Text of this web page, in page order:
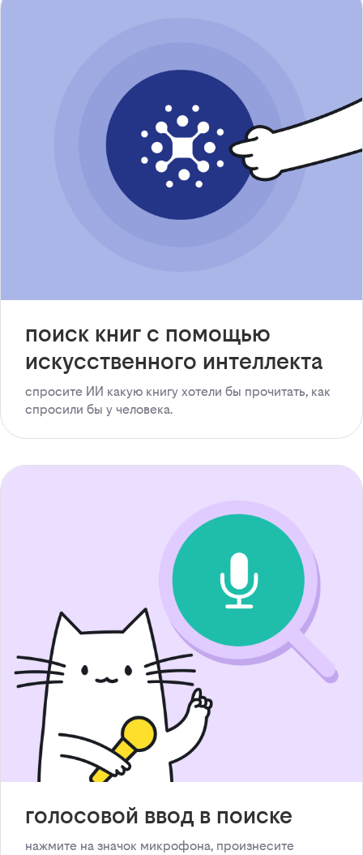
поиск книг с помощью
искусственного интеллекта
спросите ИИ какую книгу хотели бы прочитать, как
спросили бы у человека.
голосовой ввод в поиске
нажмите на значок микрофона, произнесите